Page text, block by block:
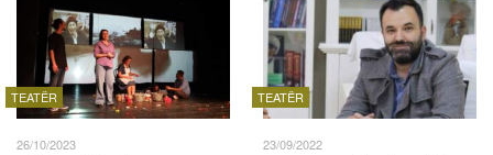
TEATËR
26/10/2023
TEATËR
23/09/2022